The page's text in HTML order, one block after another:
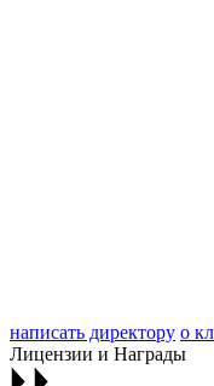
написать директору о
Лицензии и Награды